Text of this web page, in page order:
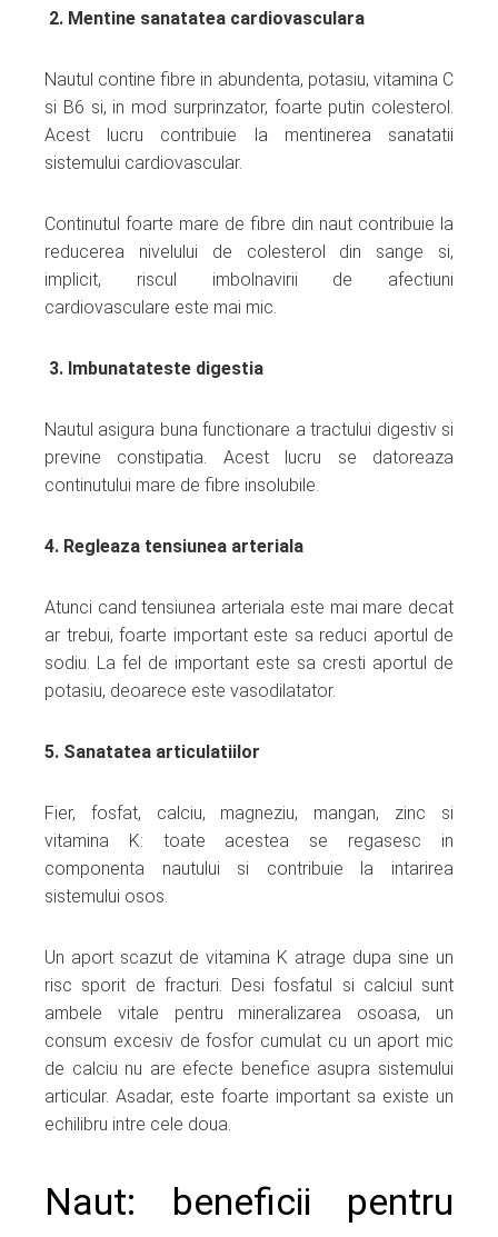
2. Mentine sanatatea cardiovasculara
Nautul contine fibre in abundenta, potasiu, vitamina C
si B6 si, in mod surprinzator, foarte putin colesterol.
Acest lucru contribuie la mentinerea sanatatii
sistemului cardiovascular.
Continutul foarte mare de fibre din naut contribuie la
reducerea nivelului de colesterol din sange si,
implicit, riscul imbolnavirii de afectiuni
cardiovasculare este mai mic.
3. Imbunatateste digestia
Nautul asigura buna functionare a tractului digestiv si
previne constipatia. Acest lucru se datoreaza
continutului mare de fibre insolubile.
4. Regleaza tensiunea arteriala
Atunci cand tensiunea arteriala este mai mare decat
ar trebui, foarte important este sa reduci aportul de
sodiu. La fel de important este sa cresti aportul de
potasiu, deoarece este vasodilatator.
5. Sanatatea articulatiilor
Fier, fosfat, calciu, magneziu, mangan, zinc si
vitamina K: toate acestea se regasesc in
componenta nautului si contribuie la intarirea
sistemului osos.
Un aport scazut de vitamina K atrage dupa sine un
risc sporit de fracturi. Desi fosfatul si calciul sunt
ambele vitale pentru mineralizarea osoasa, un
consum excesiv de fosfor cumulat cu un aport mic
de calciu nu are efecte benefice asupra sistemului
articular. Asadar, este foarte important sa existe un
echilibru intre cele doua.
Naut: beneficii pentru